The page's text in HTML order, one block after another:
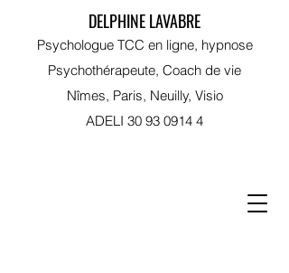
Psychologue TCC en ligne, hypnose
Psychothérapeute, Coach de vie
Nîmes, Paris, Neuilly, Visio
ADELI 30 93 0914 4
DELPHINE LAVABRE